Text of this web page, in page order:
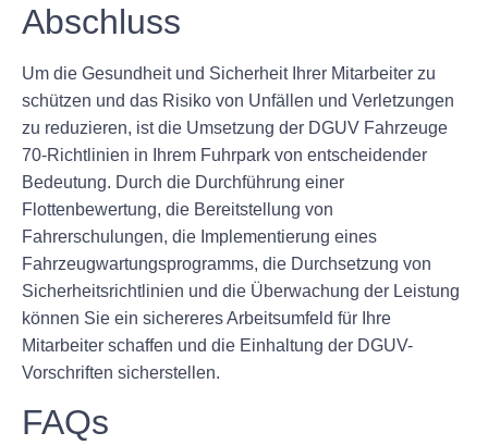
Abschluss
Um die Gesundheit und Sicherheit Ihrer Mitarbeiter zu
schützen und das Risiko von Unfällen und Verletzungen
zu reduzieren, ist die Umsetzung der DGUV Fahrzeuge
70-Richtlinien in Ihrem Fuhrpark von entscheidender
Bedeutung. Durch die Durchführung einer
Flottenbewertung, die Bereitstellung von
Fahrerschulungen, die Implementierung eines
Fahrzeugwartungsprogramms, die Durchsetzung von
Sicherheitsrichtlinien und die Überwachung der Leistung
können Sie ein sichereres Arbeitsumfeld für Ihre
Mitarbeiter schaffen und die Einhaltung der DGUV-
Vorschriften sicherstellen.
FAQs